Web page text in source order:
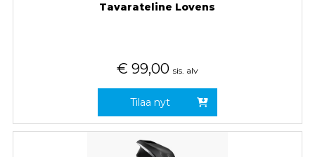
Tavarateline Lovens
€ 99,00 sis. alv
Tilaa nyt